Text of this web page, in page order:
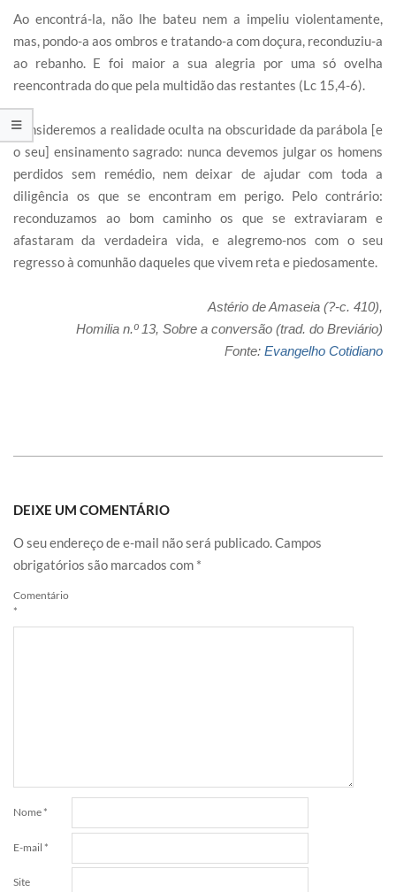
Ao encontrá-la, não lhe bateu nem a impeliu violentamente,
mas, pondo-a aos ombros e tratando-a com doçura, reconduziu-a
ao rebanho. E foi maior a sua alegria por uma só ovelha
reencontrada do que pela multidão das restantes (Lc 15,4-6).
Consideremos a realidade oculta na obscuridade da parábola [e
o seu] ensinamento sagrado: nunca devemos julgar os homens
perdidos sem remédio, nem deixar de ajudar com toda a
diligência os que se encontram em perigo. Pelo contrário:
reconduzamos ao bom caminho os que se extraviaram e
afastaram da verdadeira vida, e alegremo-nos com o seu
regresso à comunhão daqueles que vivem reta e piedosamente.
Astério de Amaseia (?-c. 410),
Homilia n.º 13, Sobre a conversão (trad. do Breviário)
Fonte: Evangelho Cotidiano
DEIXE UM COMENTÁRIO
O seu endereço de e-mail não será publicado.Campos
obrigatórios são marcados com *
Comentário
*
Nome *
E-mail *
Site